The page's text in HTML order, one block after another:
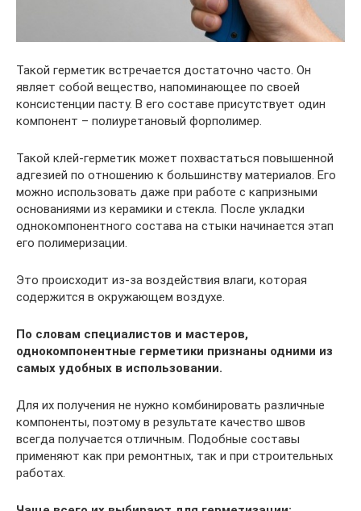
Такой герметик встречается достаточно часто. Он
являет собой вещество, напоминающее по своей
консистенции пасту. В его составе присутствует один
компонент – полиуретановый форполимер.
Такой клей-герметик может похвастаться повышенной
адгезией по отношению к большинству материалов. Его
можно использовать даже при работе с капризными
основаниями из керамики и стекла. После укладки
однокомпонентного состава на стыки начинается этап
его полимеризации.
Это происходит из-за воздействия влаги, которая
содержится в окружающем воздухе.
По словам специалистов и мастеров,
однокомпонентные герметики признаны одними из
самых удобных в использовании.
Для их получения не нужно комбинировать различные
компоненты, поэтому в результате качество швов
всегда получается отличным. Подобные составы
применяют как при ремонтных, так и при строительных
работах.